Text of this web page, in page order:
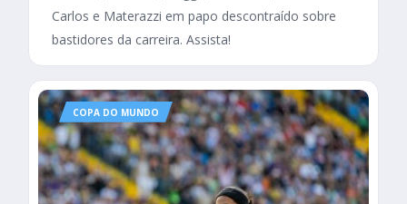
Carlos e Materazzi em papo descontraído sobre
bastidores da carreira. Assista!
COPA DO MUNDO